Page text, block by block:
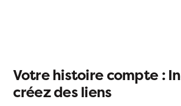
Votre histoire compte :
créez des liens